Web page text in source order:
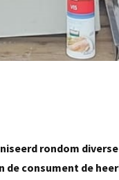
rondom
de consument de